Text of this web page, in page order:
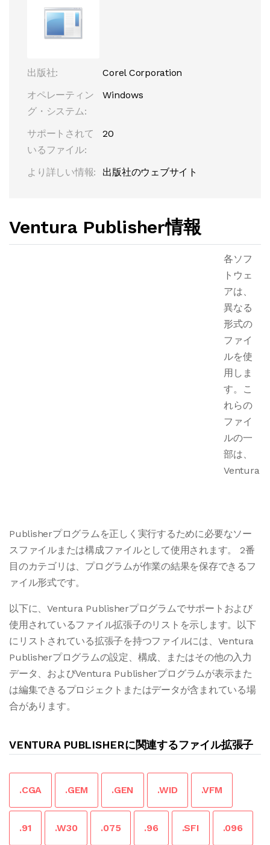
出版社:
Corel Corporation
オペレーティン
グ・システム:
Windows
サポートされて
いるファイル:
20
より詳しい情報: 出版社のウェブサイト
Ventura Publisher情報
各ソフ
トウェ
アは、
異なる
形式の
ファイ
ルを使
用しま
す。こ
れらの
ファイ
ルの一
部は、
Ventura
Publisherプログラムを正しく実行するために必要なソー
スファイルまたは構成ファイルとして使用されます。 2番
目のカテゴリは、プログラムが作業の結果を保存できるフ
ァイル形式です。
以下に、Ventura Publisherプログラムでサポートおよび
使用されているファイル拡張子のリストを示します。以下
にリストされている拡張子を持つファイルには、Ventura
Publisherプログラムの設定、構成、またはその他の入力
データ、およびVentura Publisherプログラムが表示また
は編集できるプロジェクトまたはデータが含まれている場
合があります。
VENTURA PUBLISHERに関連するファイル拡張子
.CGA .GEM .GEN .WID .VFM
.91 .W30 .075 .96 .SFI .096